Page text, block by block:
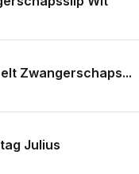
Zwangerschaps...
Julius